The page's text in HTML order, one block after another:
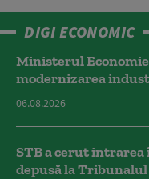
DIGI ECONOMIC
Ministerul
modernizarea
06.08.2026
STB a cerut intrarea
depusă la